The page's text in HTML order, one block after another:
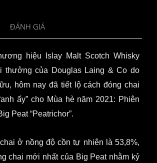
ĐÁNH GIÁ
hiệu Islay Malt Scotch Whisky
thưởng của Douglas Laing & Co do
hôm nay đã tiết lộ cách đóng chai
ấy” cho Mùa hè năm 2021: Phiên
Peat “Peatrichor”.
ở nồng độ cồn tự nhiên là 53,8%,
chai mới nhất của Big Peat nhằm kỷ